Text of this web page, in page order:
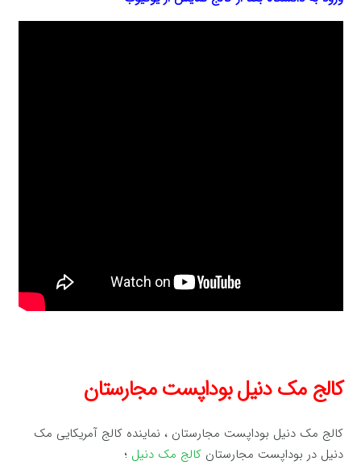
کالج مک دنیل بوداپست مجارستان
کالج مک دنیل بوداپست مجارستان ، نماینده کالج آمریکایی مک
دنیل در بوداپست مجارستانکالج مک دنیل ؛